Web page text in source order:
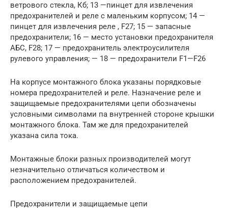
ветрового стекла, Кб; 13 —пинцет для извлечения
предохранителей и реле с маленьким корпусом; 14 —
пинцет для извлечения реле , F27; 15 — запасные
предохранители; 16 — место установки предохранителя
АБС, F28; 17 — предохранитель электроусилителя
рулевого управления; — 18 — предохранители F1—F26
На корпусе монтажного блока указаны порядковые
номера предохранителей и реле. Назначение реле и
защищаемые предохранителями цепи обозначены
условными символами па внутренней стороне крышки
монтажного блока. Там же для предохранителей
указана сила тока.
Монтажные блоки разных производителей могут
незначительно отличаться количеством и
расположением предохранителей.
Предохранители и защищаемые цепи